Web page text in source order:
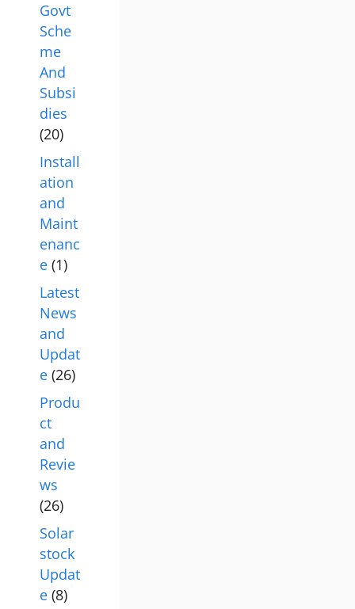
Govt
Sche
me
And
Subsi
dies
(20)
Install
ation
and
Maint
enanc
e (1)
Latest
News
and
Updat
e (26)
Produ
ct
and
Revie
ws
(26)
Solar
stock
Updat
e (8)